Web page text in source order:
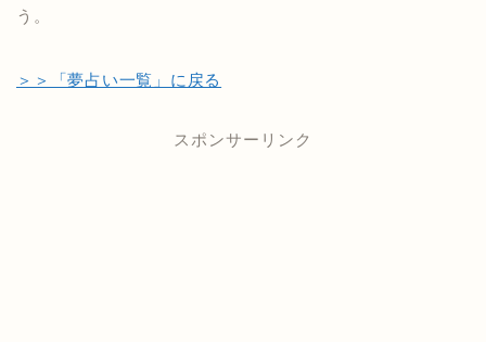
う。
＞＞「夢占い一覧」に戻る
スポンサーリンク